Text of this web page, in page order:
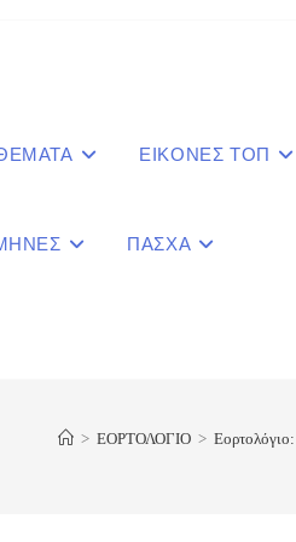
ΕΙΚΟΝΕΣ ΤΟΠ
ΠΑΣΧΑ
> ΕΟΡΤΟΛΟΓΙΟ >